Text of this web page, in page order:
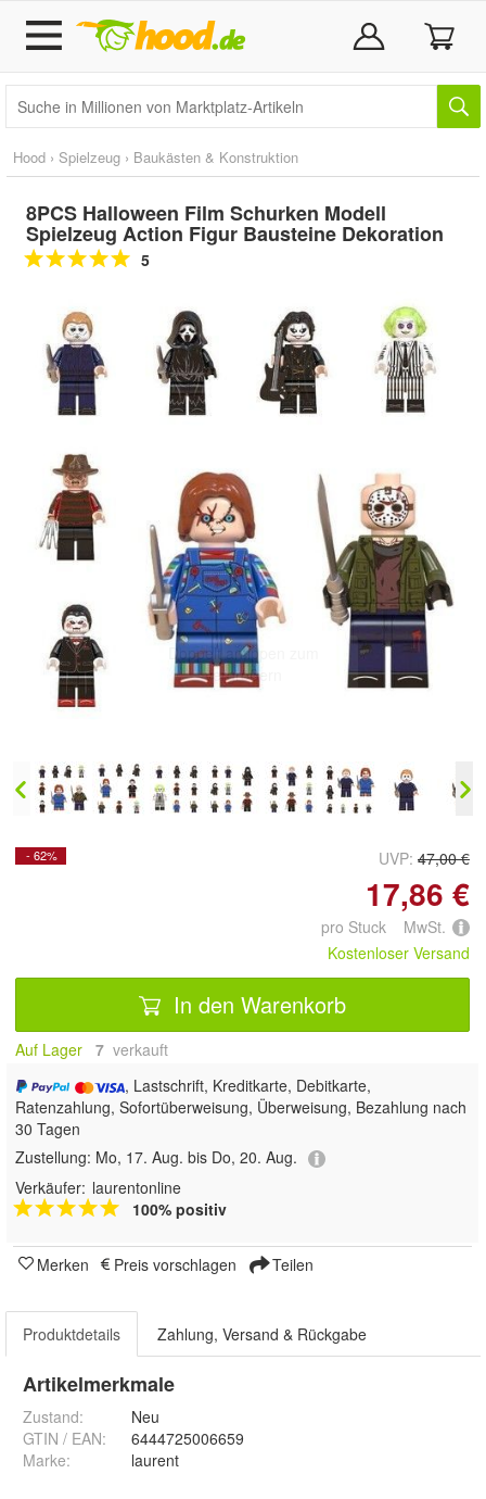
Hood › Spielzeug › Baukästen & Konstruktion
8PCS Halloween Film Schurken Modell
Spielzeug Action Figur Bausteine Dekoration
5
Doppelt antippen zum
vergrößern
- 62% UVP: 47,00 €
17,86 €
pro Stuck MwSt.
Kostenloser Versand
In den Warenkorb
Auf Lager 7 verkauft
, Lastschrift, Kreditkarte, Debitkarte,
Ratenzahlung, Sofortüberweisung, Überweisung, Bezahlung nach
30 Tagen
Zustellung: Mo, 17. Aug. bis Do, 20. Aug.
Verkäufer: laurentonline
100% positiv
Merken Preis vorschlagen Teilen
Produktdetails Zahlung, Versand & Rückgabe
Artikelmerkmale
Zustand:
Neu
GTIN / EAN:
6444725006659
Marke:
laurent